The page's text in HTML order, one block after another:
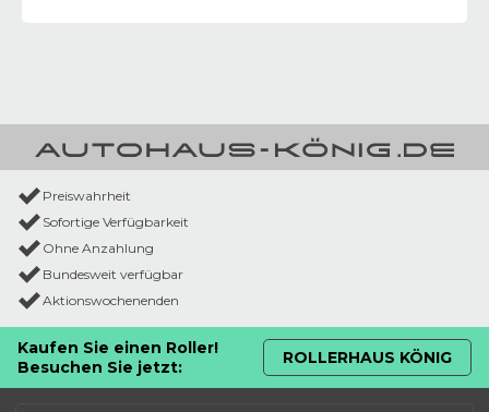
Preiswahrheit
Sofortige Verfügbarkeit
Ohne Anzahlung
Bundesweit verfügbar
Aktionswochenenden
Kaufen Sie einen Roller!
Besuchen Sie jetzt:
ROLLERHAUS KÖNIG